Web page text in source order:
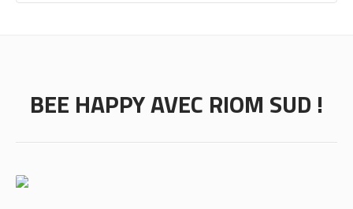
BEE HAPPY AVEC RIOM SUD !